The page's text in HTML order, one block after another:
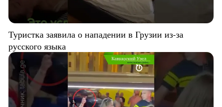
Туристка заявила о нападении в Грузии из-за
русского языка